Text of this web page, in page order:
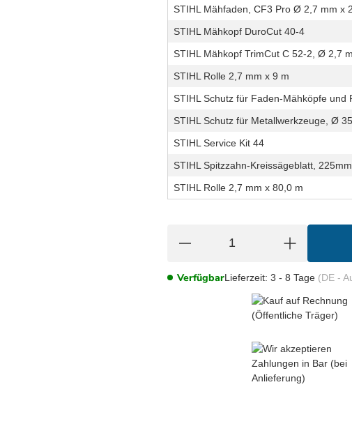
STIHL Mähfaden, CF3 Pro Ø 2,7 mm x
STIHL Mähkopf DuroCut 40-4
STIHL Mähkopf TrimCut C 52-2, Ø 2,7
STIHL Rolle 2,7 mm x 9 m
STIHL Schutz für Faden-Mähköpfe und
STIHL Schutz für Metallwerkzeuge, Ø
STIHL Service Kit 44
STIHL Spitzzahn-Kreissägeblatt, 225mm
STIHL Rolle 2,7 mm x 80,0 m
VerfügbarLieferzeit: 3 - 8 Tage (DE -